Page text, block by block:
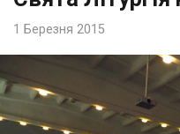
1 Березня 2015